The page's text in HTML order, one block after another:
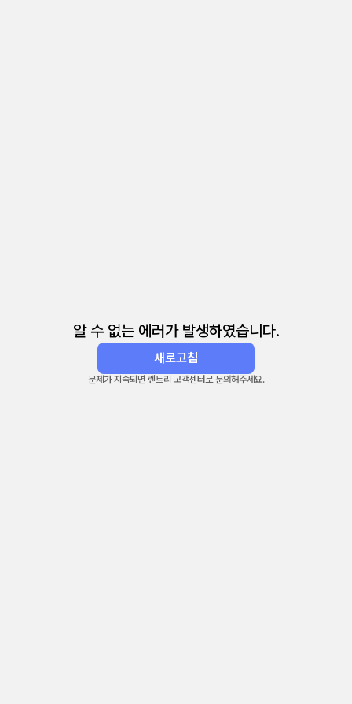
알 수 없는 에러가 발생하였습니다.
새로고침
문제가 지속되면 렌트리 고객센터로 문의해주세요.